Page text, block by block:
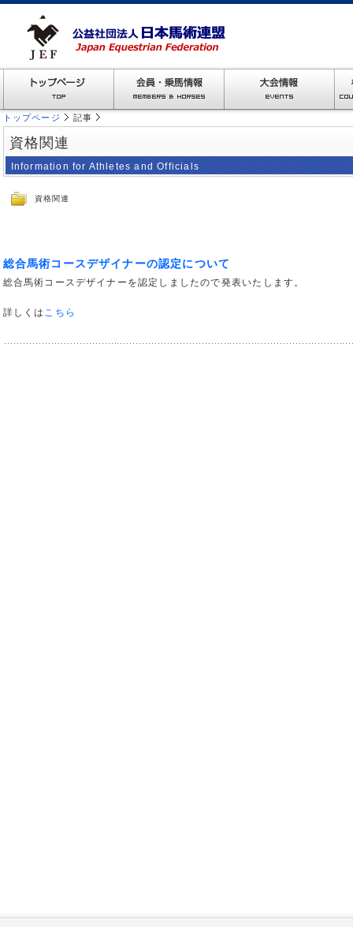
トップページ 記事
資格関連
Information for Athletes and Officials
資格関連
総合馬術コースデザイナーの認定について
総合馬術コースデザイナーを認定しましたので発表いたします。
詳しくは こちら